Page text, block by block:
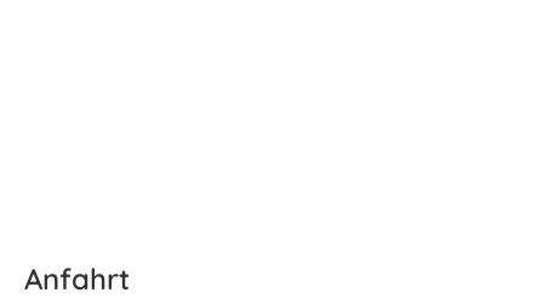
Anfahrt